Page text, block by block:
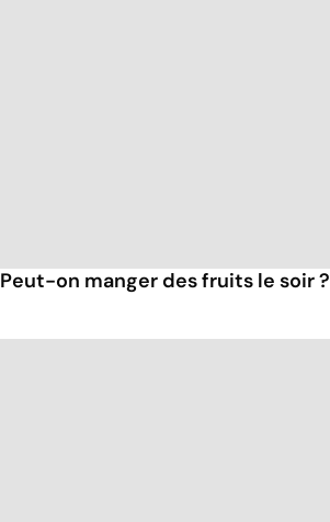
Peut-on manger des fruits le soir ?